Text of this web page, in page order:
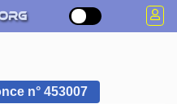
n° 453007